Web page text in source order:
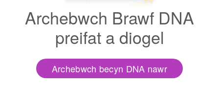
Archebwch Brawf DNA
preifat a diogel
Archebwch becyn DNA nawr